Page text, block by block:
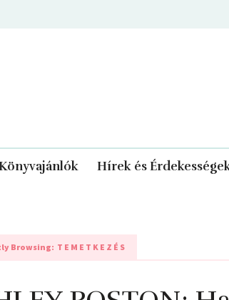
Hírek és
Browsing: TEMETKEZÉS